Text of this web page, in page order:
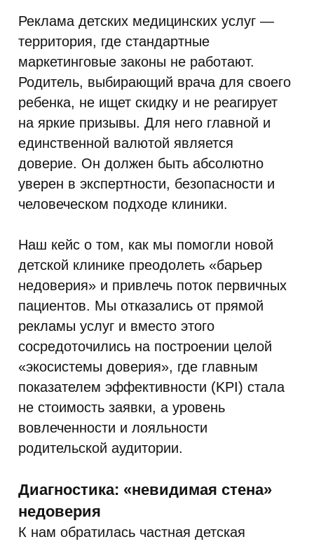
Реклама детских медицинских услуг —
территория, где стандартные
маркетинговые законы не работают.
Родитель, выбирающий врача для своего
ребенка, не ищет скидку и не реагирует
на яркие призывы. Для него главной и
единственной валютой является
доверие. Он должен быть абсолютно
уверен в экспертности, безопасности и
человеческом подходе клиники.
Наш кейс о том, как мы помогли новой
детской клинике преодолеть «барьер
недоверия» и привлечь поток первичных
пациентов. Мы отказались от прямой
рекламы услуг и вместо этого
сосредоточились на построении целой
«экосистемы доверия», где главным
показателем эффективности (KPI) стала
не стоимость заявки, а уровень
вовлеченности и лояльности
родительской аудитории.
Диагностика: «невидимая стена»
недоверия
К нам обратилась частная детская